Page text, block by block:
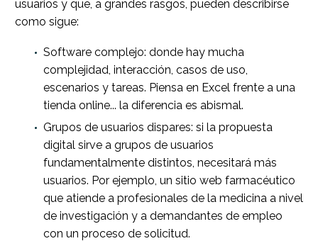
usuarios y que, a grandes rasgos, pueden describirse
como sigue:
Software complejo: donde hay mucha
complejidad, interacción, casos de uso,
escenarios y tareas. Piensa en Excel frente a una
tienda online... la diferencia es abismal.
Grupos de usuarios dispares: si la propuesta
digital sirve a grupos de usuarios
fundamentalmente distintos, necesitará más
usuarios. Por ejemplo, un sitio web farmacéutico
que atiende a profesionales de la medicina a nivel
de investigación y a demandantes de empleo
con un proceso de solicitud.